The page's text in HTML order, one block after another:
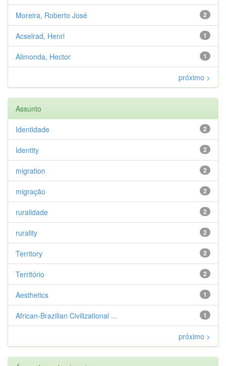
2
Moreira, Roberto José
1
Acselrad, Henri
1
Alimonda, Hector
próximo >
Assunto
2
Identidade
2
Identity
2
migration
2
migração
2
ruralidade
2
rurality
2
Territory
2
Território
1
Aesthetics
1
African-Brazilian Civilizational ...
próximo >